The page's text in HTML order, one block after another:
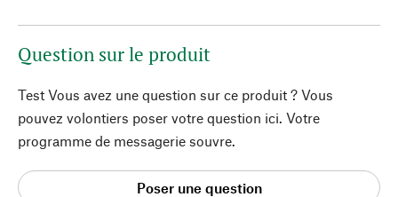
Question sur le produit
Test Vous avez une question sur ce produit ? Vous
pouvez volontiers poser votre question ici. Votre
programme de messagerie souvre.
Poser une question